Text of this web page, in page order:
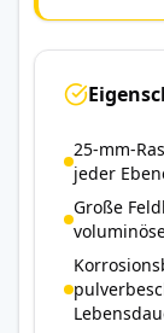
25-mm-
jeder
Große